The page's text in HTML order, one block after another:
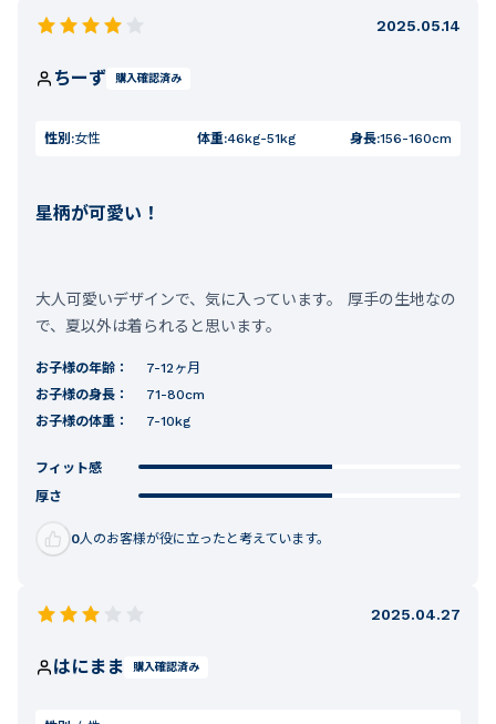
2025.05.14
ちーず 購入確認済み
性別:女性 体重:46kg-51kg 身長:156-160cm
星柄が可愛い！
大人可愛いデザインで、気に入っています。 厚手の生地なの
で、夏以外は着られると思います。
お子様の年齢：
7-12ヶ月
お子様の身長：
71-80cm
お子様の体重：
7-10kg
フィット感
厚さ
0人のお客様が役に立ったと考えています。
2025.04.27
はにまま 購入確認済み